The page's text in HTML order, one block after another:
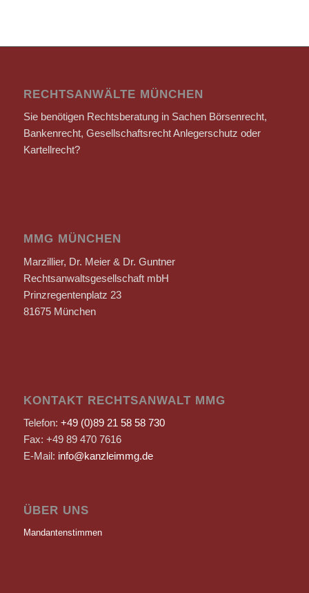
RECHTSANWÄLTE MÜNCHEN
Sie benötigen Rechtsberatung in Sachen Börsenrecht,
Bankenrecht, Gesellschaftsrecht Anlegerschutz oder
Kartellrecht?
MMG MÜNCHEN
Marzillier, Dr. Meier & Dr. Guntner
Rechtsanwaltsgesellschaft mbH
Prinzregentenplatz 23
81675 München
KONTAKT RECHTSANWALT MMG
Telefon: +49 (0)89 21 58 58 730
Fax: +49 89 470 7616
E-Mail: info@kanzleimmg.de
ÜBER UNS
Mandantenstimmen